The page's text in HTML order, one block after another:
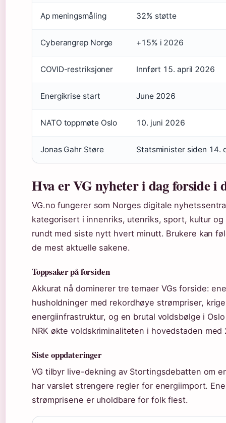
Ap meningsmåling 32% støtte
Cyberangrep Norge +15% i 2026
COVID-restriksjoner Innført 15. april 2026
Energikrise start June 2026
NATO toppmøte Oslo 10. juni 2026
Jonas Gahr Støre Statsminister siden 14.
Hva er VG nyheter i dag forside i
VG.no fungerer som Norges digitale
kategorisert i innenriks, utenriks, sport, kultur
rundt med siste nytt hvert minutt. Brukere kan
de mest aktuelle sakene.
Toppsaker på forsiden
Akkurat nå dominerer tre temaer VGs forside:
husholdninger med rekordhøye strømpriser,
energiinfrastruktur, og en brutal voldsbølge i
NRK økte voldskriminaliteten i hovedstaden
Siste oppdateringer
VG tilbyr live-dekning av Stortingsdebatten om
har varslet strengere regler for energiimport.
strømprisene er uholdbare for folk flest.